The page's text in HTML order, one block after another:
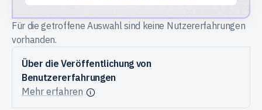
Für die getroffene Auswahl sind keine Nutzererfahrungen
vorhanden.
Über die Veröffentlichung von
Benutzererfahrungen
Mehr erfahren